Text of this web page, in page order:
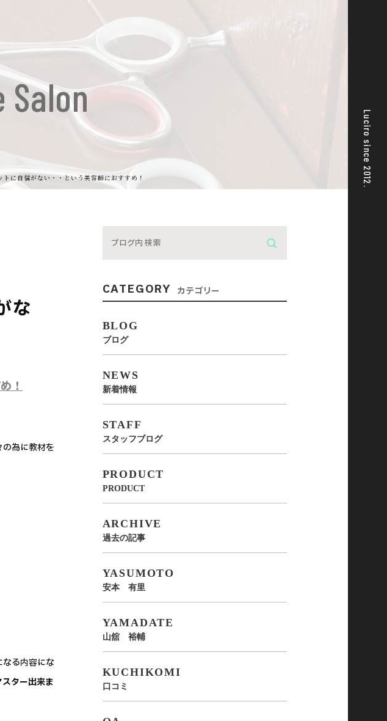
Luciro since 2012.
Salon
に自信がない・・という美容師におすすめ！
な
！
の為に教材を
る内容にな
ター出来ま
CATEGORY カテゴリー
BLOG
ブログ
NEWS
新着情報
STAFF
スタッフブログ
PRODUCT
PRODUCT
ARCHIVE
過去の記事
YASUMOTO
安本 有里
YAMADATE
山舘 裕輔
KUCHIKOMI
口コミ